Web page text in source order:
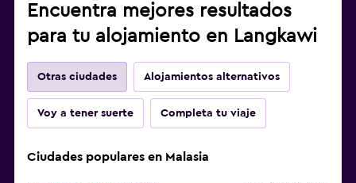
Encuentra mejores resultados
para tu alojamiento en Langkawi
Otras ciudades Alojamientos alternativos
Voy a tener suerte Completa tu viaje
Ciudades populares en Malasia